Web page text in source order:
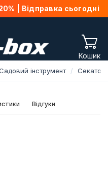
| Відправка сьогодні
Кошик
інструмент Секатор
Відгуки